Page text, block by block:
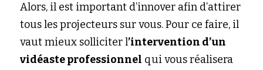
Alors, il est important d’innover afin d’attirer
tous les projecteurs sur vous. Pour ce faire, il
vaut mieux solliciter l’intervention d’un
vidéaste professionnel qui vous réalisera